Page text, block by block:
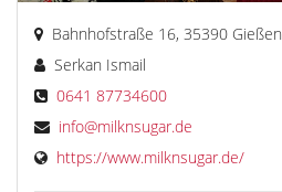
Bahnhofstraße 16, 35390 Gießen
Serkan Ismail
0641 87734600
info@milknsugar.de
https://www.milknsugar.de/